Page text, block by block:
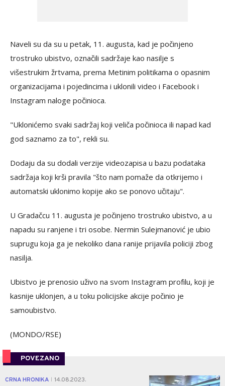
Naveli su da su u petak, 11. augusta, kad je počinjeno
trostruko ubistvo, označili sadržaje kao nasilje s
višestrukim žrtvama, prema Metinim politikama o opasnim
organizacijama i pojedincima i uklonili video i Facebook i
Instagram naloge počinioca.
"Uklonićemo svaki sadržaj koji veliča počinioca ili napad kad
god saznamo za to", rekli su.
Dodaju da su dodali verzije videozapisa u bazu podataka
sadržaja koji krši pravila "što nam pomaže da otkrijemo i
automatski uklonimo kopije ako se ponovo učitaju".
U Gradačcu 11. augusta je počinjeno trostruko ubistvo, a u
napadu su ranjene i tri osobe. Nermin Sulejmanović je ubio
suprugu koja ga je nekoliko dana ranije prijavila policiji zbog
nasilja.
Ubistvo je prenosio uživo na svom Instagram profilu, koji je
kasnije uklonjen, a u toku policijske akcije počinio je
samoubistvo.
(MONDO/RSE)
POVEZANO
CRNA HRONIKA 14.08.2023. 0